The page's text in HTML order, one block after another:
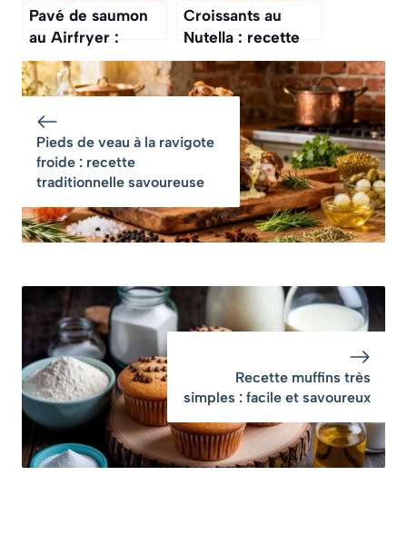
Pavé de saumon
au Airfryer :
recette facile et
rapide
Croissants au
Nutella : recette
facile et rapide
Pieds de veau à la ravigote
froide : recette
traditionnelle savoureuse
Recette muffins très
simples : facile et savoureux